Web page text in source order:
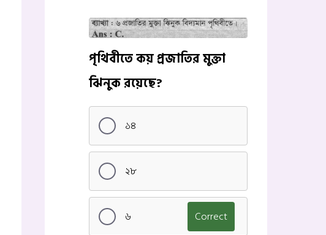
পৃথিবীতে কয় প্রজাতির মুক্তা
ঝিনুক রয়েছে?
১৪
২৮
৬ Correct